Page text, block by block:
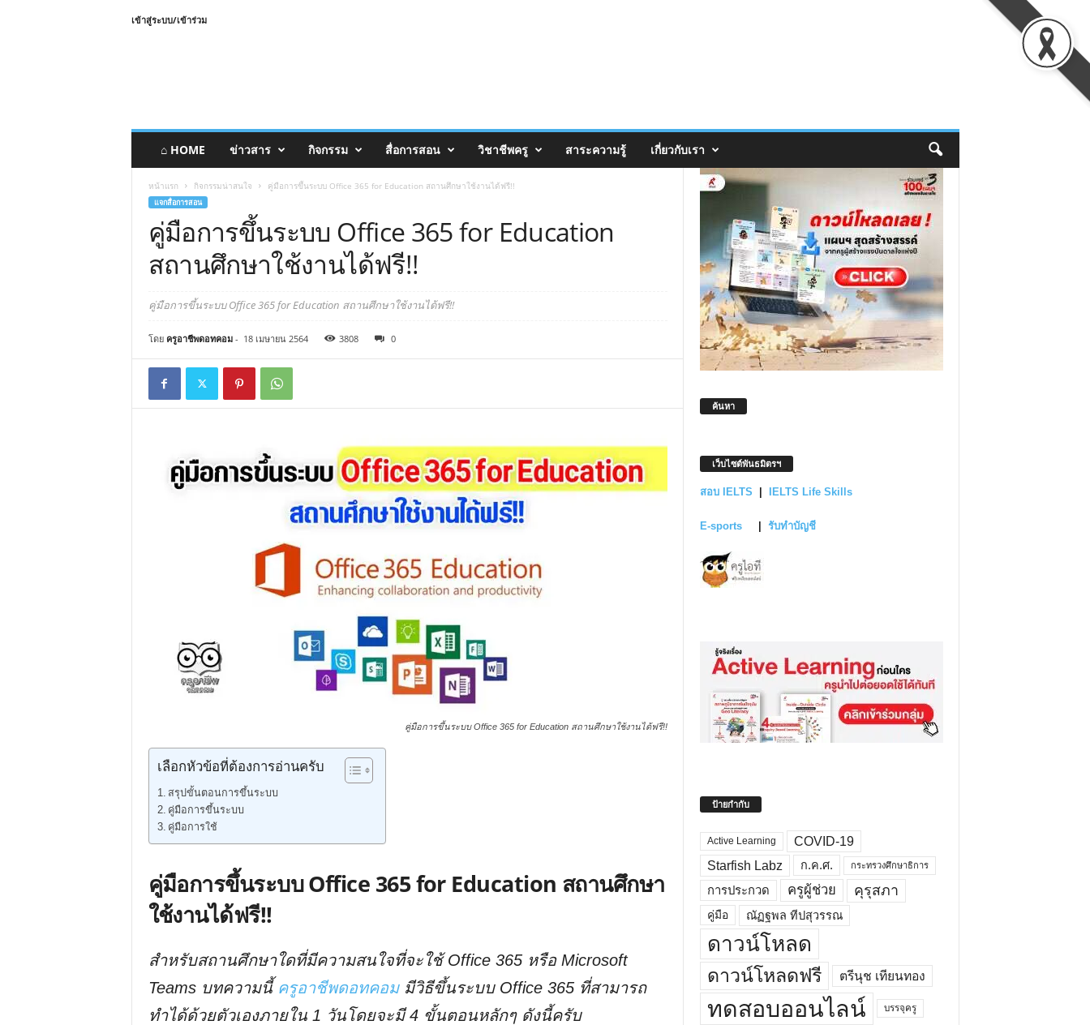
เข้าสู่ระบบ/เข้าร่วม
⌂ HOME ข่าวสาร กิจกรรม สื่อการสอน วิชาชีพครู สาระความรู้ เกี่ยวกับเรา
หน้าแรก กิจกรรมน่าสนใจ คู่มือการขึ้นระบบ Office 365 for Education สถานศึกษาใช้งานได้ฟรี!!
แจกสื่อการสอน
คู่มือการขึ้นระบบ Office 365 for Education
สถานศึกษาใช้งานได้ฟรี!!
คู่มือการขึ้นระบบ Office 365 for Education สถานศึกษาใช้งานได้ฟรี!!
โดย ครูอาชีพดอทคอม- 18 เมษายน 2564 3808 0
คู่มือการขึ้นระบบ Office 365 for Education สถานศึกษาใช้งานได้ฟรี!!
เลือกหัวข้อที่ต้องการอ่านครับ
สรุปขั้นตอนการขึ้นระบบ
คู่มือการขึ้นระบบ
คู่มือการใช้
คู่มือการขึ้นระบบ Office 365 for Education สถานศึกษา
ใช้งานได้ฟรี!!
สำหรับสถานศึกษาใดที่มีความสนใจที่จะใช้ Office 365 หรือ Microsoft
Teams บทความนี้ ครูอาชีพดอทคอม มีวิธีขึ้นระบบ Office 365 ที่สามารถ
ทำได้ด้วยตัวเองภายใน 1 วันโดยจะมี 4 ขั้นตอนหลักๆ ดังนี้ครับ
ค้นหา
เว็บไซต์พันธมิตรฯ
สอบ IELTS IELTS Life Skills
E-sports รับทำบัญชี
ป้ายกำกับ
Active Learning
COVID-19
Starfish Labz
ก.ค.ศ. กระทรวงศึกษาธิการ
การประกวด ครูผู้ช่วย คุรุสภา
คู่มือ ณัฏฐพล ทีปสุวรรณ
ดาวน์โหลด
ดาวน์โหลดฟรี ตรีนุช เทียนทอง
ทดสอบออนไลน์ บรรจุครู